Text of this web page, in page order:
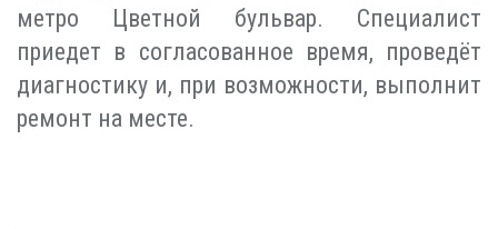
метро Цветной бульвар. Специалист
приедет в согласованное время, проведёт
диагностику и, при возможности, выполнит
ремонт на месте.